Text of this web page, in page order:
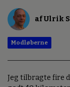
af Ulrik
Modløberne
Jeg tilbragte fire